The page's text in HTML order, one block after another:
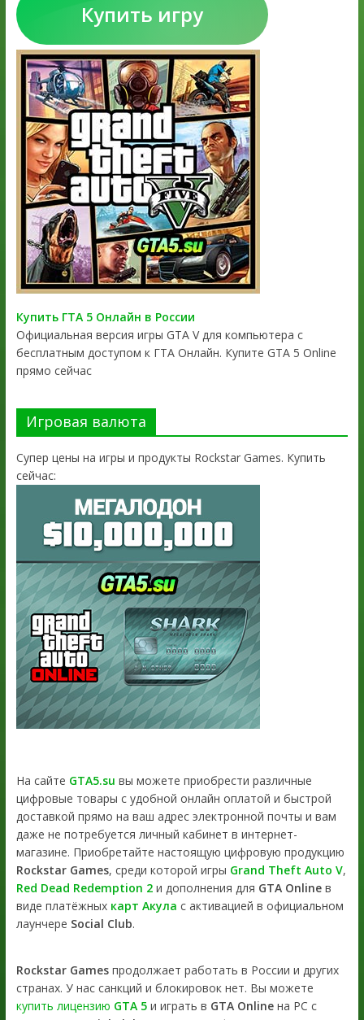
Купить игру
Купить ГТА 5 Онлайн в России
Официальная версия игры GTA V для компьютера с
бесплатным доступом к ГТА Онлайн. Купите GTA 5 Online
прямо сейчас
Игровая валюта
Супер цены на игры и продукты Rockstar Games. Купить
сейчас:
На сайте GTA5.su вы можете приобрести различные
цифровые товары с удобной онлайн оплатой и быстрой
доставкой прямо на ваш адрес электронной почты и вам
даже не потребуется личный кабинет в интернет-
магазине. Приобретайте настоящую цифровую продукцию
Rockstar Games, среди которой игры Grand Theft Auto V,
Red Dead Redemption 2и дополнения для GTA Onlineв
виде платёжных карт Акула с активацией в официальном
лаунчере Social Club.
Rockstar Gamesпродолжает работать в России и других
странах. У нас санкций и блокировок нет. Вы можете
купить лицензию GTA 5и играть в GTA Onlineна PC с